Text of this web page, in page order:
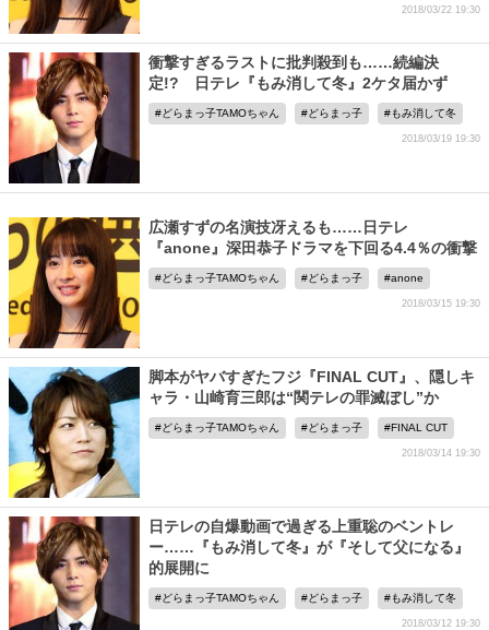
2018/03/22 19:30
衝撃すぎるラストに批判殺到も……続編決
定!? 日テレ『もみ消して冬』2ケタ届かず
どらまっ子TAMOちゃん どらまっ子 もみ消して冬
2018/03/19 19:30
広瀬すずの名演技冴えるも……日テレ
『anone』深田恭子ドラマを下回る4.4％の衝撃
どらまっ子TAMOちゃん どらまっ子 anone
2018/03/15 19:30
脚本がヤバすぎたフジ『FINAL CUT』、隠しキ
ャラ・山崎育三郎は“関テレの罪滅ぼし”か
どらまっ子TAMOちゃん どらまっ子 FINAL CUT
2018/03/14 19:30
日テレの自爆動画で過ぎる上重聡のベントレ
ー……『もみ消して冬』が『そして父になる』
的展開に
どらまっ子TAMOちゃん どらまっ子 もみ消して冬
2018/03/12 19:30